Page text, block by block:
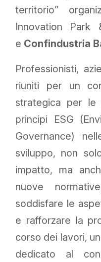
territorio”
Innovation Park
e Confindustria
Professionisti,
riuniti per un
strategica per le
principi ESG
Governance)
sviluppo, non
impatto, ma
nuove
soddisfare le
e rafforzare la
corso dei lavori,
dedicato al